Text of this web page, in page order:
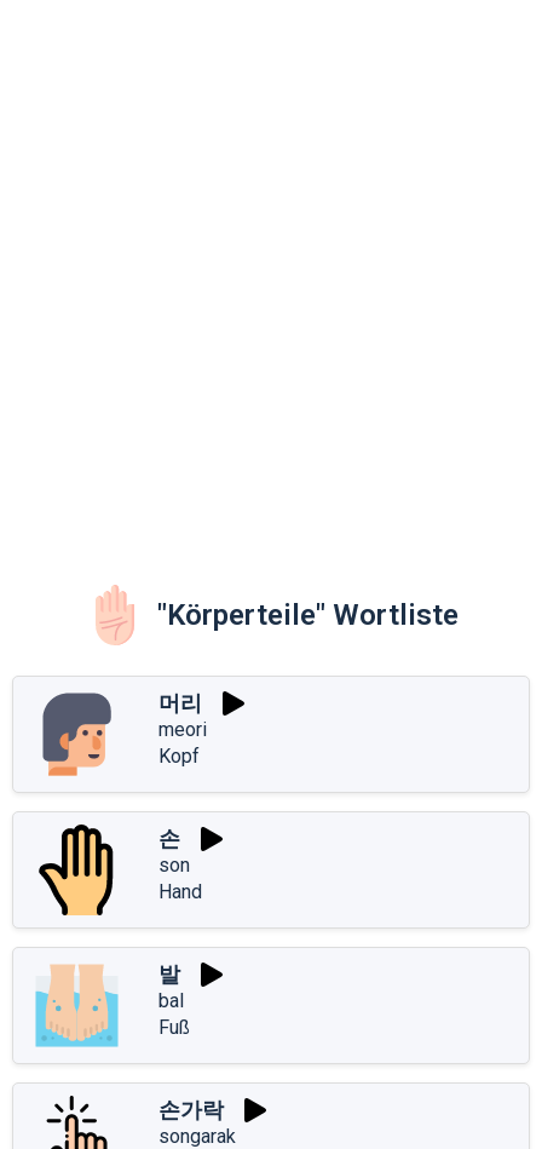
"Körperteile" Wortliste
머리
meori
Kopf
손
son
Hand
발
bal
Fuß
손가락
songarak